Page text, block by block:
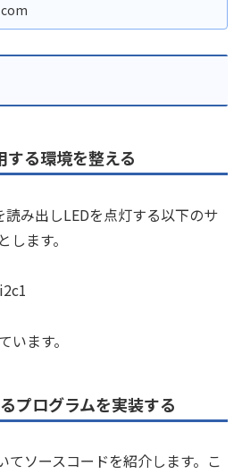
る環境を整える
み出しLEDを点灯する以下のサ
します。
ます。
プログラムを実装する
てソースコードを紹介します。こ